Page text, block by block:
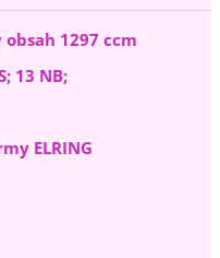
obsah 1297 ccm
13 NB;
ELRING